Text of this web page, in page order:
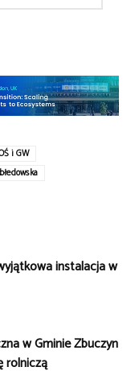
i GW
instalacja w
w Gminie Zbuczyn
rolniczą